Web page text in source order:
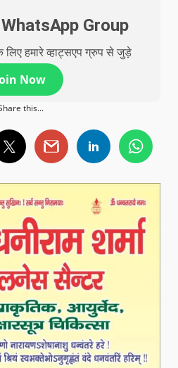
Group
लिए हमारे व्हाट्सएप ग्रुप से जुड़े
Now
this...